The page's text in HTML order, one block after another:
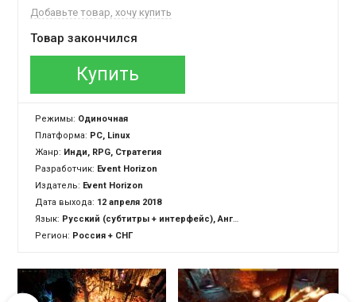
Добавьте товар, хочу купить
Товар закончился
Купить
Режимы: Одиночная
Платформа: PC, Linux
Жанр: Инди, RPG, Стратегия
Разработчик: Event Horizon
Издатель: Event Horizon
Дата выхода: 12 апреля 2018
Язык: Русский (субтитры + интерфейс), Английский (озвучка + субтитры + интерфейс)
Регион: Россия + СНГ